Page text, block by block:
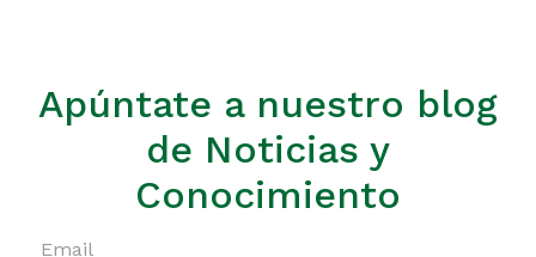
Apúntate a nuestro blog
de Noticias y
Conocimiento